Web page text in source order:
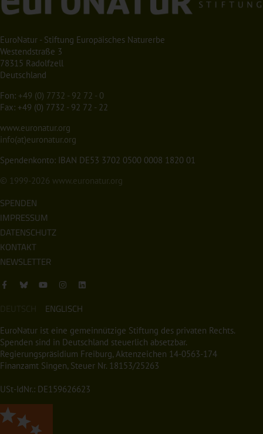
EuroNatur - Stiftung Europäisches Naturerbe
Westendstraße 3
78315 Radolfzell
Deutschland
Fon: +49 (0) 7732 - 92 72 - 0
Fax: +49 (0) 7732 - 92 72 - 22
www.euronatur.org
info(at)euronatur.org
Spendenkonto: IBAN DE53 3702 0500 0008 1820 01
© 1999-2026 www.euronatur.org
SPENDEN
IMPRESSUM
DATENSCHUTZ
KONTAKT
NEWSLETTER
DEUTSCH ENGLISCH
EuroNatur ist eine gemeinnützige Stiftung des privaten Rechts.
Spenden sind in Deutschland steuerlich absetzbar.
Regierungspräsidium Freiburg, Aktenzeichen 14-0563-174
Finanzamt Singen, Steuer Nr. 18153/25263
USt-IdNr.: DE159626623